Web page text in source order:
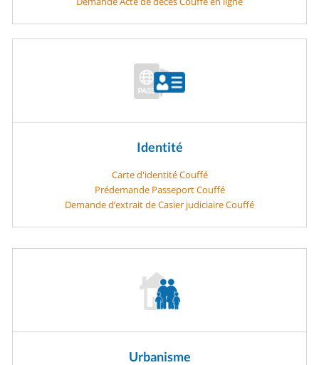
Identité
Carte d'identité Couffé
Prédemande Passeport Couffé
Demande d’extrait de Casier judiciaire Couffé
Urbanisme